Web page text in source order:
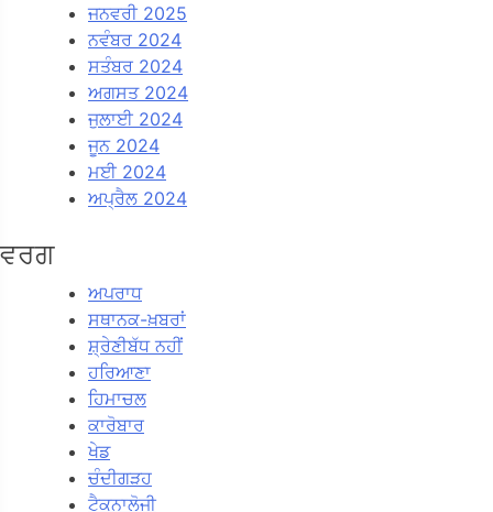
ਜਨਵਰੀ 2025
ਨਵੰਬਰ 2024
ਸਤੰਬਰ 2024
ਅਗਸਤ 2024
ਜੁਲਾਈ 2024
ਜੂਨ 2024
ਮਈ 2024
ਅਪ੍ਰੈਲ 2024
ਵਰਗ
ਅਪਰਾਧ
ਸਥਾਨਕ-ਖ਼ਬਰਾਂ
ਸ਼੍ਰੇਣੀਬੱਧ ਨਹੀਂ
ਹਰਿਆਣਾ
ਹਿਮਾਚਲ
ਕਾਰੋਬਾਰ
ਖੇਡ
ਚੰਦੀਗੜਹ
ਟੈਕਨਾਲੋਜੀ